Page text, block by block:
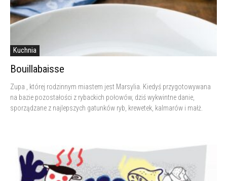
Kuchnia
Bouillabaisse
Zupa , której rodzinnym miastem jest Marsylia. Kiedyś przygotowywana
na bazie pozostałości z rybackich połowów, dziś wykwintne danie,
sporządzane z najlepszych gatunków ryb, krewetek, kalmarów i małż.